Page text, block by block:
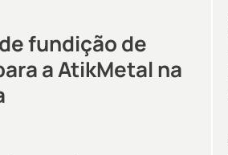
fundição de
a AtikMetal na